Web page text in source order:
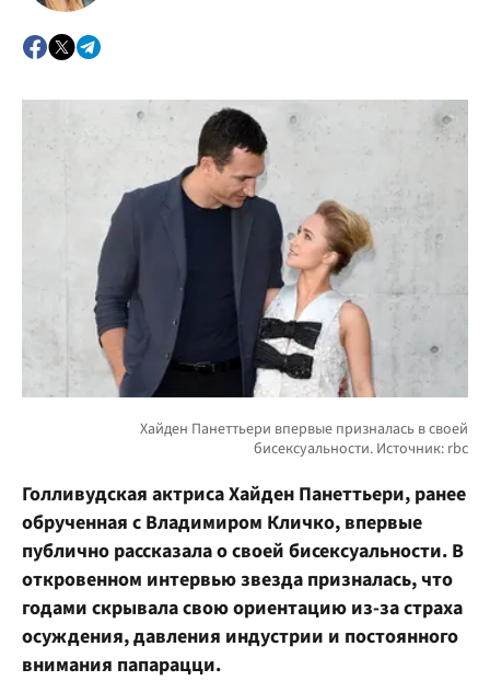
Голливудская актриса Хайден Панеттьери, ранее
обрученная с Владимиром Кличко, впервые
публично рассказала о своей бисексуальности. В
откровенном интервью звезда призналась, что
годами скрывала свою ориентацию из-за страха
осуждения, давления индустрии и постоянного
внимания папарацци.